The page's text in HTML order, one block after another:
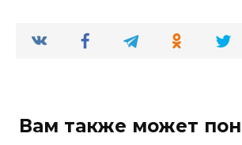
Вам также может